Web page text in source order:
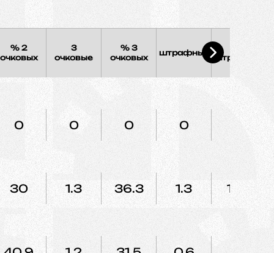
% 2
очковых
3
очковые
% 3
очковых
штрафных
штрафных
0 0 0 0
30 1.3 36.3 1.3 100